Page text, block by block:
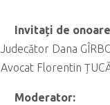
Invitați de
Judecător Dana
Avocat Florentin
Moderator: